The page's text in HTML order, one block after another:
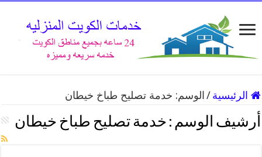
الرئيسية / الوسم: خدمة تصليح طباخ خيطان
أرشيف الوسم : خدمة تصليح طباخ خيطان